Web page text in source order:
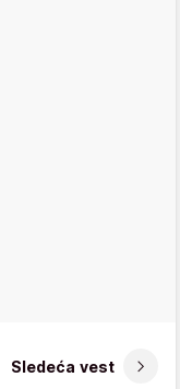
Sledeća vest